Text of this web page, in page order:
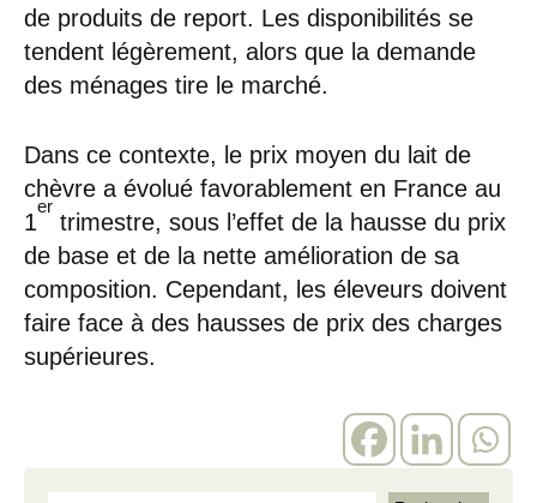
de produits de report. Les disponibilités se
tendent légèrement, alors que la demande
des ménages tire le marché.
Dans ce contexte, le prix moyen du lait de
chèvre a évolué favorablement en France au
1
er
trimestre, sous l’effet de la hausse du prix
de base et de la nette amélioration de sa
composition. Cependant, les éleveurs doivent
faire face à des hausses de prix des charges
supérieures.